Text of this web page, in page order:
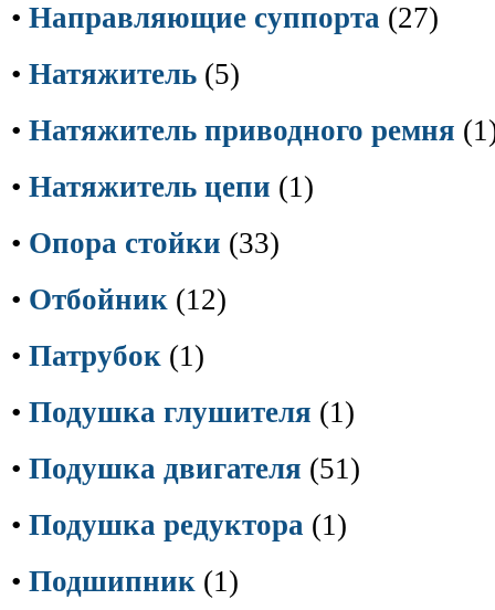
• Направляющие суппорта (27)
• Натяжитель (5)
• Натяжитель приводного ремня
• Натяжитель цепи (1)
• Опора стойки (33)
• Отбойник (12)
• Патрубок (1)
• Подушка глушителя (1)
• Подушка двигателя (51)
• Подушка редуктора (1)
• Подшипник (1)